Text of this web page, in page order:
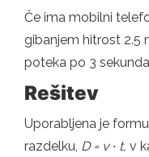
Če ima mobilni
gibanjem hitrost 2.5
poteka po 3
Rešitev
Uporabljena je
razdelku, D = v ∙ t, v